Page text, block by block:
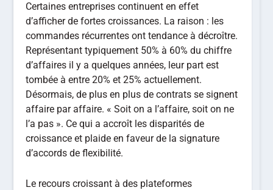
Certaines entreprises continuent en effet
d’afficher de fortes croissances. La raison : les
commandes récurrentes ont tendance à décroître.
Représentant typiquement 50% à 60% du chiffre
d’affaires il y a quelques années, leur part est
tombée à entre 20% et 25% actuellement.
Désormais, de plus en plus de contrats se signent
affaire par affaire. « Soit on a l’affaire, soit on ne
l’a pas ». Ce qui a accroît les disparités de
croissance et plaide en faveur de la signature
d’accords de flexibilité.
Le recours croissant à des plateformes